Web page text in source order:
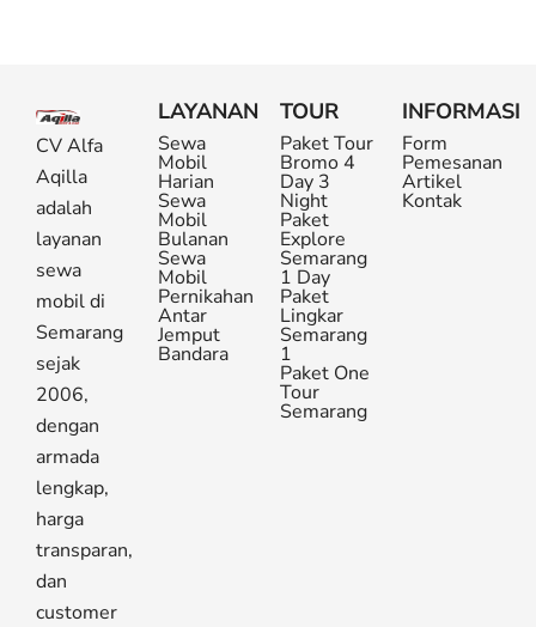
CV Alfa
Aqilla
adalah
layanan
sewa
mobil di
Semarang
sejak
2006,
dengan
armada
lengkap,
harga
transparan,
dan
customer
LAYANAN
Sewa
Mobil
Harian
Sewa
Mobil
Bulanan
Sewa
Mobil
Pernikahan
Antar
Jemput
Bandara
TOUR
Paket Tour
Bromo 4
Day 3
Night
Paket
Explore
Semarang
1 Day
Paket
Lingkar
Semarang
1
Paket One
Tour
Semarang
INFORMASI
Form
Pemesanan
Artikel
Kontak